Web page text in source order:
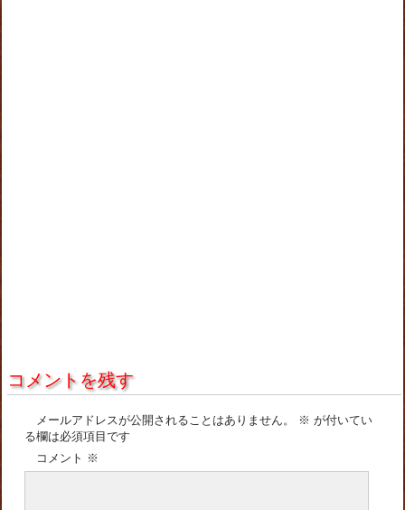
コメントを残す
メールアドレスが公開されることはありません。 ※ が付いてい
る欄は必須項目です
コメント ※